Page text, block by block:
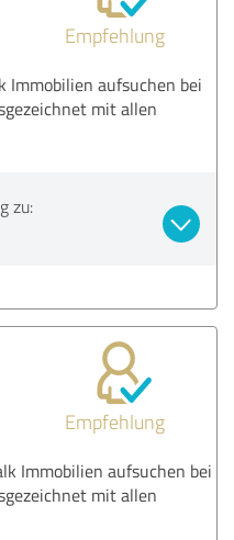
Empfehlung
Immobilien aufsuchen bei
mit allen
zu:
Empfehlung
Immobilien aufsuchen bei
mit allen